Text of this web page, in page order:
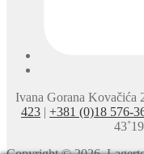
Ivana Gorana Kovačića
423
+381 (0)18 576-